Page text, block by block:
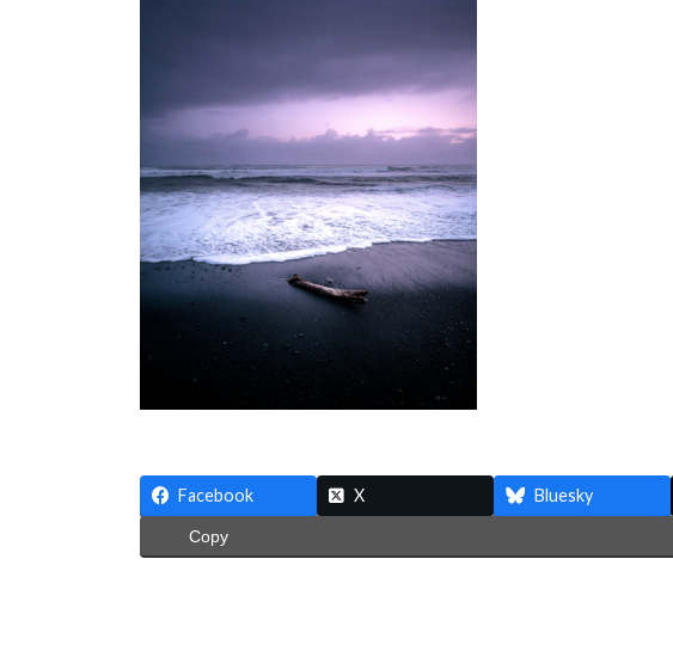
Facebook X Bluesky
Copy